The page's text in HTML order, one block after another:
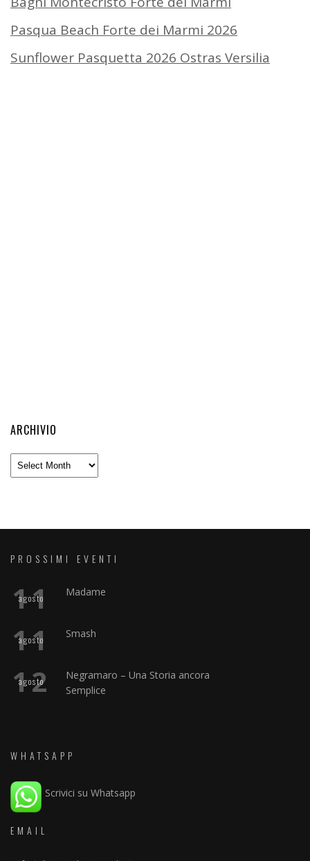
Pasqua Beach Forte dei Marmi 2026
Sunflower Pasquetta 2026 Ostras Versilia
ARCHIVIO
Archivio
PROSSIMI EVENTI
11
agosto Madame
11
agosto Smash
12
agosto
Negramaro – Una Storia ancora
Semplice
WHATSAPP
Scrivici su Whatsapp
EMAIL